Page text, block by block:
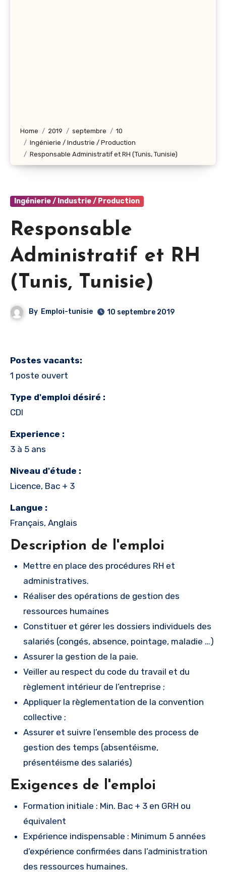
Home 2019 septembre
10
Ingénierie / Industrie / Production
Responsable Administratif et RH (Tunis, Tunisie)
Ingénierie / Industrie / Production
Responsable
Administratif et RH
(Tunis, Tunisie)
By Emploi-tunisie 10 septembre 2019
Postes vacants:
1 poste ouvert
Type d'emploi désiré :
CDI
Experience :
3 à 5 ans
Niveau d'étude :
Licence, Bac + 3
Langue :
Français, Anglais
Description de l'emploi
Mettre en place des procédures RH et
administratives.
Réaliser des opérations de gestion des
ressources humaines
Constituer et gérer les dossiers individuels des
salariés (congés, absence, pointage, maladie …)
Assurer la gestion de la paie.
Veiller au respect du code du travail et du
règlement intérieur de l’entreprise ;
Appliquer la règlementation de la convention
collective ;
Assurer et suivre l’ensemble des process de
gestion des temps (absentéisme,
présentéisme des salariés)
Exigences de l'emploi
Formation initiale : Min. Bac + 3 en GRH ou
équivalent
Expérience indispensable : Minimum 5 années
d’expérience confirmées dans l’administration
des ressources humaines.